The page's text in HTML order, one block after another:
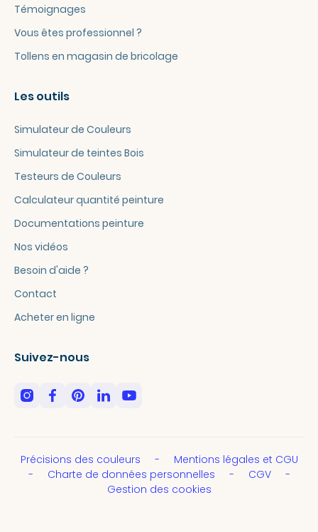
Témoignages
Vous êtes professionnel ?
Tollens en magasin de bricolage
Les outils
Simulateur de Couleurs
Simulateur de teintes Bois
Testeurs de Couleurs
Calculateur quantité peinture
Documentations peinture
Nos vidéos
Besoin d'aide ?
Contact
Acheter en ligne
Suivez-nous
Précisions des couleurs
Mentions légales et CGU
Charte de données personnelles
CGV
Gestion des cookies